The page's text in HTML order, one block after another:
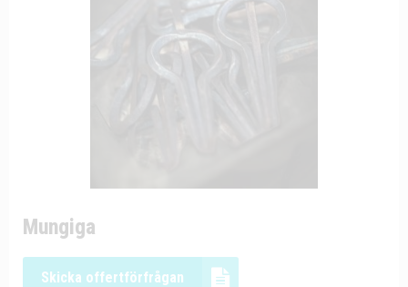
Mungiga
Skicka offertförfrågan